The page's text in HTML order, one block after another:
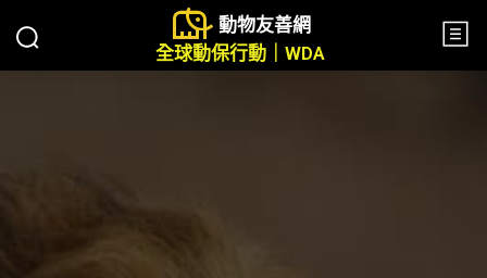
動物友善網
全球動保行動｜WDA